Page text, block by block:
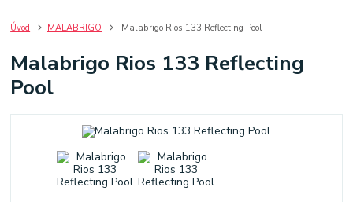
Úvod MALABRIGO Malabrigo Rios 133 Reflecting Pool
Malabrigo Rios 133 Reflecting
Pool